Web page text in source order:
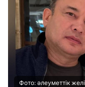
Фото: әлеуметтік желі